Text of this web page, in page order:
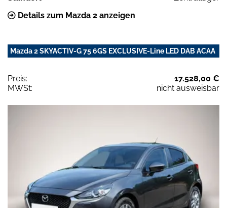
Details zum Mazda 2 anzeigen
Mazda 2 SKYACTIV-G 75 6GS EXCLUSIVE-Line LED DAB ACAA
Preis:
17.528,00 €
MWSt:
nicht ausweisbar